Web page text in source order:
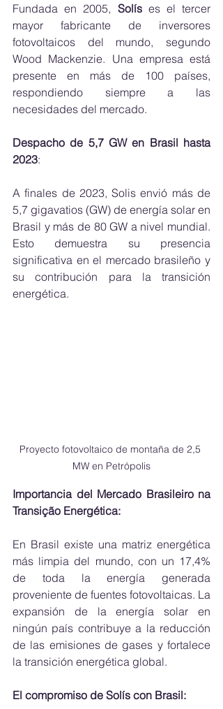
Fundada en 2005, Solís es el tercer
mayor fabricante de inversores
fotovoltaicos del mundo, segundo
Wood Mackenzie. Una empresa está
presente en más de 100 países,
respondiendo siempre a las
necesidades del mercado.
Despacho de 5,7 GW en Brasil hasta
2023:
A finales de 2023, Solis envió más de
5,7 gigavatios (GW) de energía solar en
Brasil y más de 80 GW a nivel mundial.
Esto demuestra su presencia
significativa en el mercado brasileño y
su contribución para la transición
energética.
Proyecto fotovoltaico de montaña de 2,5
MW en Petrópolis
Importancia del Mercado Brasileiro na
Transição Energética:
En Brasil existe una matriz energética
más limpia del mundo, con un 17,4%
de toda la energía generada
proveniente de fuentes fotovoltaicas. La
expansión de la energía solar en
ningún país contribuye a la reducción
de las emisiones de gases y fortalece
la transición energética global.
El compromiso de Solís con Brasil: